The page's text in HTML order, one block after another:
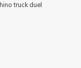
truck duel